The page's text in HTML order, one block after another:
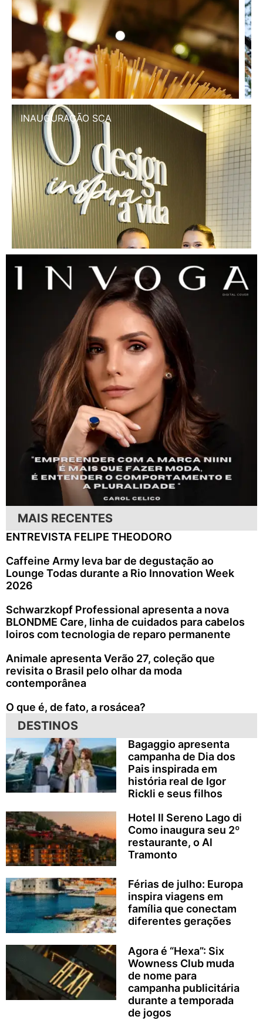
INAUGURAÇÃO SCA
MAIS RECENTES
ENTREVISTA FELIPE THEODORO
Caffeine Army leva bar de degustação ao
Lounge Todas durante a Rio Innovation Week
2026
Schwarzkopf Professional apresenta a nova
BLONDME Care, linha de cuidados para cabelos
loiros com tecnologia de reparo permanente
Animale apresenta Verão 27, coleção que
revisita o Brasil pelo olhar da moda
contemporânea
O que é, de fato, a rosácea?
DESTINOS
Bagaggio apresenta
campanha de Dia dos
Pais inspirada em
história real de Igor
Rickli e seus filhos
Hotel Il Sereno Lago di
Como inaugura seu 2º
restaurante, o Al
Tramonto
Férias de julho: Europa
inspira viagens em
família que conectam
diferentes gerações
Agora é “Hexa”: Six
Wowness Club muda
de nome para
campanha publicitária
durante a temporada
de jogos